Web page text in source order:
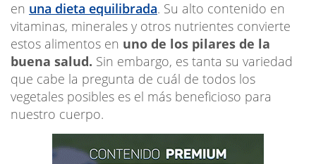
en una dieta equilibrada. Su alto contenido en
vitaminas, minerales y otros nutrientes convierte
estos alimentos en uno de los pilares de la
buena salud. Sin embargo, es tanta su variedad
que cabe la pregunta de cuál de todos los
vegetales posibles es el más beneficioso para
nuestro cuerpo.